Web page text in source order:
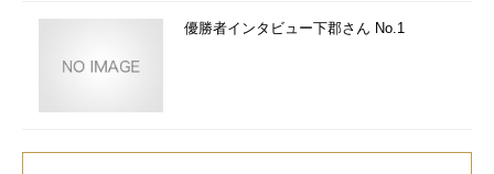
優勝者インタビュー下郡さん No.1